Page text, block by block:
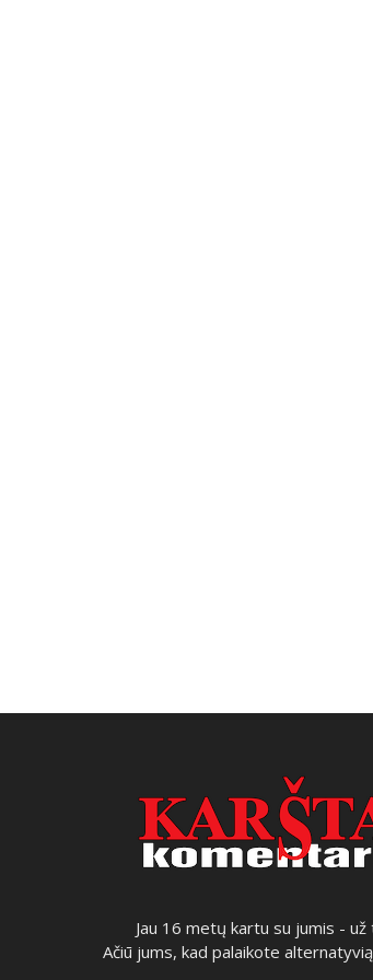
Jau 16 metų kartu su jumis - už
Ačiū jums, kad palaikote